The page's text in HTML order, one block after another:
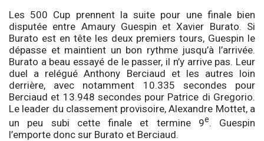
Les 500 Cup prennent la suite pour une finale bien
disputée entre Amaury Guespin et Xavier Burato. Si
Burato est en tête les deux premiers tours, Guespin le
dépasse et maintient un bon rythme jusqu’à l’arrivée.
Burato a beau essayé de le passer, il n’y arrive pas. Leur
duel a relégué Anthony Berciaud et les autres loin
derrière, avec notamment 10.335 secondes pour
Berciaud et 13.948 secondes pour Patrice di Gregorio.
Le leader du classement provisoire, Alexandre Mottet, a
un peu subi cette finale et termine 9e. Guespin
l’emporte donc sur Burato et Berciaud.